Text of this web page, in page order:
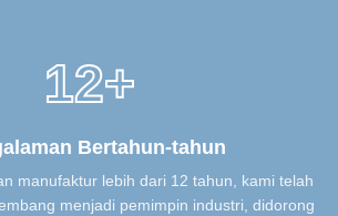
12+
Bertahun-tahun
manufaktur lebih dari 12 tahun, kami telah
menjadi pemimpin industri, didorong